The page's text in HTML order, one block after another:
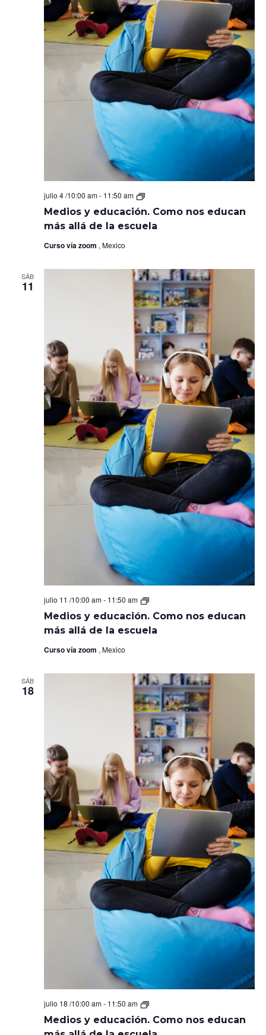
Medios y educación. Como nos educan
más allá de la escuela
julio 4 /10:00 am- 11:50 am
Medios
educación.
Como
nos
de
la
escuela
Curso vía zoom , Mexico
SÁB
11
Medios y educación. Como nos educan
más allá de la escuela
julio 11 /10:00 am- 11:50 am
Medios
educación.
Como
nos
de
la
escuela
Curso vía zoom , Mexico
SÁB
18
Medios y educación. Como nos educan
julio 18 /10:00 am- 11:50 am
Medios
educación.
Como